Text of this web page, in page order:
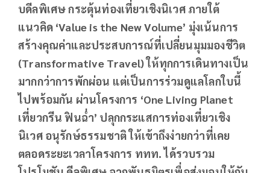
บดีลพิเศษ กระตุ้นท่องเที่ยวเชิงนิเวศ ภายใต้
แนวคิด ‘Value is the New Volume’ มุ่งเน้นการ
สร้างคุณค่าและประสบการณ์ที่เปลี่ยนมุมมองชีวิต
(Transformative Travel) ให้ทุกการเดินทางเป็น
มากกว่าการพักผ่อน แต่เป็นการร่วมดูแลโลกใบนี้
ไปพร้อมกัน ผ่านโครงการ ‘One Living Planet
เที่ยวกรีน ฟินฉ่ำ’ ปลุกกระแสการท่องเที่ยวเชิง
นิเวศ อนุรักษ์ธรรมชาติ ให้เข้าถึงง่ายกว่าที่เคย
ตลอดระยะเวลาโครงการ ททท. ได้รวบรวม